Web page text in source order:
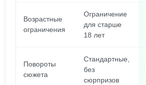
Возрастные
ограничения
Ограничение
для старше
18 лет
Повороты
сюжета
Стандартные,
без
сюрпризов